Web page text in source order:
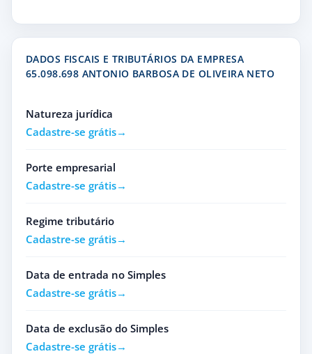
DADOS FISCAIS E TRIBUTÁRIOS DA EMPRESA
65.098.698 ANTONIO BARBOSA DE OLIVEIRA NETO
Natureza jurídica
Cadastre-se grátis
Porte empresarial
Cadastre-se grátis
Regime tributário
Cadastre-se grátis
Data de entrada no Simples
Cadastre-se grátis
Data de exclusão do Simples
Cadastre-se grátis